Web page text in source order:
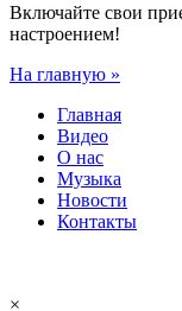
Включайте свои
настроением!
На главную »
Главная
Видео
О нас
Музыка
Новости
Контакты
×